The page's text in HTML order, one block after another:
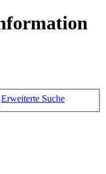
Erweiterte Suche